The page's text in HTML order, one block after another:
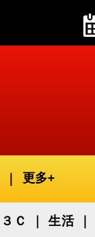
更多+
３Ｃ 生活